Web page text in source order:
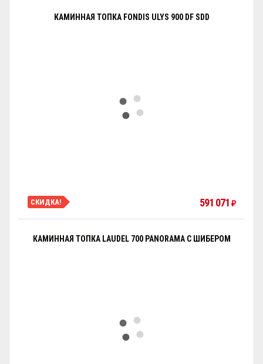
КАМИННАЯ ТОПКА FONDIS ULYS 900 DF SDD
СКИДКА! 591 071 ₽
КАМИННАЯ ТОПКА LAUDEL 700 PANORAMA С ШИБЕРОМ